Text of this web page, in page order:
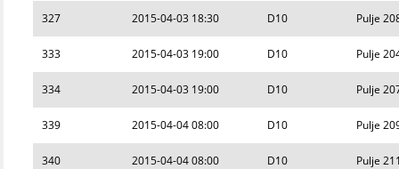
327 2015-04-03 18:30 D10 Pulje
333 2015-04-03 19:00 D10 Pulje
334 2015-04-03 19:00 D10 Pulje
339 2015-04-04 08:00 D10 Pulje
340 2015-04-04 08:00 D10 Pulje